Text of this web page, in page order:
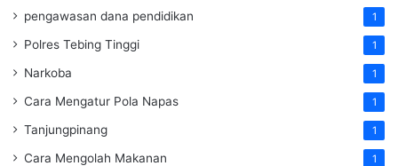
pengawasan dana pendidikan 1
Polres Tebing Tinggi 1
Narkoba 1
Cara Mengatur Pola Napas 1
Tanjungpinang 1
Cara Mengolah Makanan 1